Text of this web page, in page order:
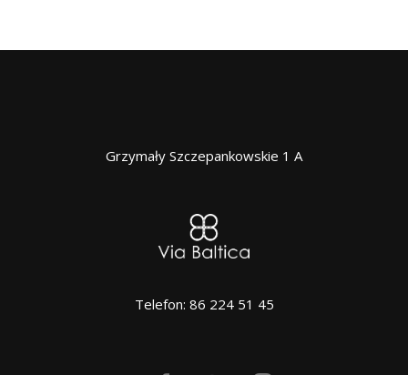
Grzymały Szczepankowskie 1 A
Telefon: 86 224 51 45